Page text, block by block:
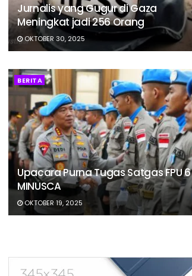
Jurnalis yang Gugur di Gaza
Meningkat jadi 256 Orang
OKTOBER 30, 2025
BERITA
Upacara Purna Tugas Satgas FPU 6
MINUSCA
OKTOBER 19, 2025